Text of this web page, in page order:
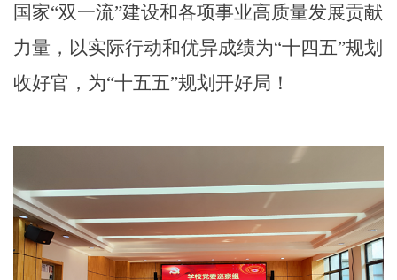
国家“双一流”建设和各项事业高质量发展贡献
力量，以实际行动和优异成绩为“十四五”规划
收好官，为“十五五”规划开好局！